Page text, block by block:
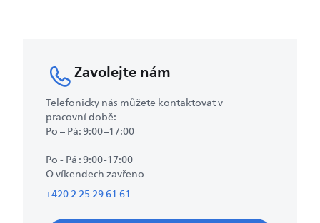
Zavolejte nám
Telefonicky nás můžete kontaktovat v
pracovní době:
Po – Pá: 9:00–17:00
Po - Pá : 9:00-17:00
O víkendech zavřeno
+420 2 25 29 61 61